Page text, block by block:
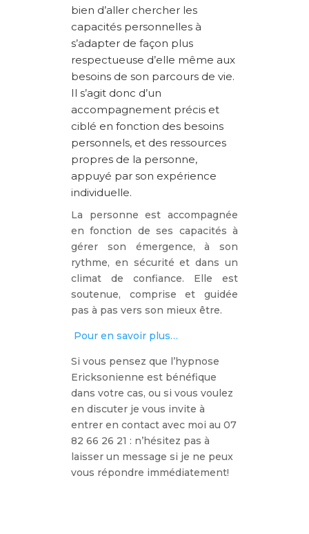
bien d’aller chercher les
capacités personnelles à
s’adapter de façon plus
respectueuse d’elle même aux
besoins de son parcours de vie.
Il s’agit donc d’un
accompagnement précis et
ciblé en fonction des besoins
personnels, et des ressources
propres de la personne,
appuyé par son expérience
individuelle.
La personne est accompagnée
en fonction de ses capacités à
gérer son émergence, à son
rythme, en sécurité et dans un
climat de confiance. Elle est
soutenue, comprise et guidée
pas à pas vers son mieux être.
Pour en savoir plus…
Si vous pensez que l’hypnose
Ericksonienne est bénéfique
dans votre cas, ou si vous voulez
en discuter je vous invite à
entrer en contact avec moi au 07
82 66 26 21 : n’hésitez pas à
laisser un message si je ne peux
vous répondre immédiatement!